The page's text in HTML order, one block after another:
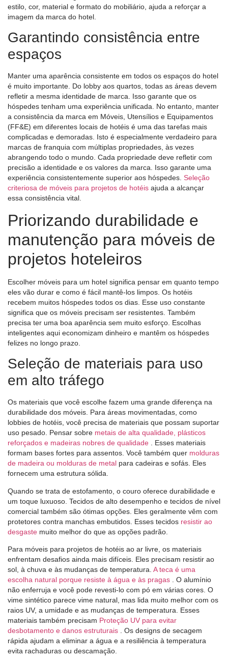
estilo, cor, material e formato do mobiliário, ajuda a reforçar a
imagem da marca do hotel.
Garantindo consistência entre
espaços
Manter uma aparência consistente em todos os espaços do hotel
é muito importante. Do lobby aos quartos, todas as áreas devem
refletir a mesma identidade de marca. Isso garante que os
hóspedes tenham uma experiência unificada. No entanto, manter
a consistência da marca em Móveis, Utensílios e Equipamentos
(FF&E) em diferentes locais de hotéis é uma das tarefas mais
complicadas e demoradas. Isto é especialmente verdadeiro para
marcas de franquia com múltiplas propriedades, às vezes
abrangendo todo o mundo. Cada propriedade deve refletir com
precisão a identidade e os valores da marca. Isso garante uma
experiência consistentemente superior aos hóspedes. Seleção
criteriosa de móveis para projetos de hotéis ajuda a alcançar
essa consistência vital.
Priorizando durabilidade e
manutenção para móveis de
projetos hoteleiros
Escolher móveis para um hotel significa pensar em quanto tempo
eles vão durar e como é fácil mantê-los limpos. Os hotéis
recebem muitos hóspedes todos os dias. Esse uso constante
significa que os móveis precisam ser resistentes. Também
precisa ter uma boa aparência sem muito esforço. Escolhas
inteligentes aqui economizam dinheiro e mantêm os hóspedes
felizes no longo prazo.
Seleção de materiais para uso
em alto tráfego
Os materiais que você escolhe fazem uma grande diferença na
durabilidade dos móveis. Para áreas movimentadas, como
lobbies de hotéis, você precisa de materiais que possam suportar
uso pesado. Pensar sobre metais de alta qualidade, plásticos
reforçados e madeiras nobres de qualidade
. Esses materiais
formam bases fortes para assentos. Você também quer molduras
de madeira ou molduras de metal para cadeiras e sofás. Eles
fornecem uma estrutura sólida.
Quando se trata de estofamento, o couro oferece durabilidade e
um toque luxuoso. Tecidos de alto desempenho e tecidos de nível
comercial também são ótimas opções. Eles geralmente vêm com
protetores contra manchas embutidos. Esses tecidos resistir ao
desgaste muito melhor do que as opções padrão.
Para móveis para projetos de hotéis ao ar livre, os materiais
enfrentam desafios ainda mais difíceis. Eles precisam resistir ao
sol, à chuva e às mudanças de temperatura. A teca é uma
escolha natural porque resiste à água e às pragas
. O alumínio
não enferruja e você pode revesti-lo com pó em várias cores. O
vime sintético parece vime natural, mas lida muito melhor com os
raios UV, a umidade e as mudanças de temperatura. Esses
materiais também precisam Proteção UV para evitar
desbotamento e danos estruturais
. Os designs de secagem
rápida ajudam a eliminar a água e a resiliência à temperatura
evita rachaduras ou descamação.